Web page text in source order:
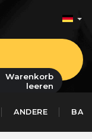
Warenkorb
leeren
ANDERE